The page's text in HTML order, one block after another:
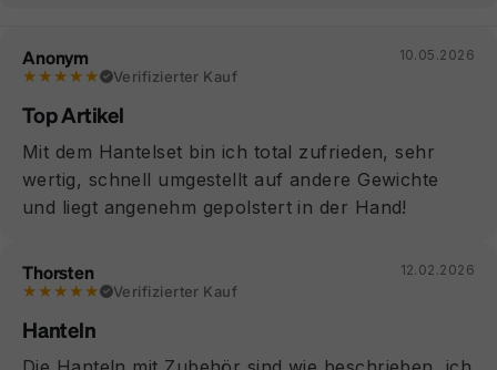
Anonym
★★★★★ Verifizierter Kauf
10.05.2026
Top Artikel
Mit dem Hantelset bin ich total zufrieden, sehr
wertig, schnell umgestellt auf andere Gewichte
und liegt angenehm gepolstert in der Hand!
Thorsten
★★★★★ Verifizierter Kauf
12.02.2026
Hanteln